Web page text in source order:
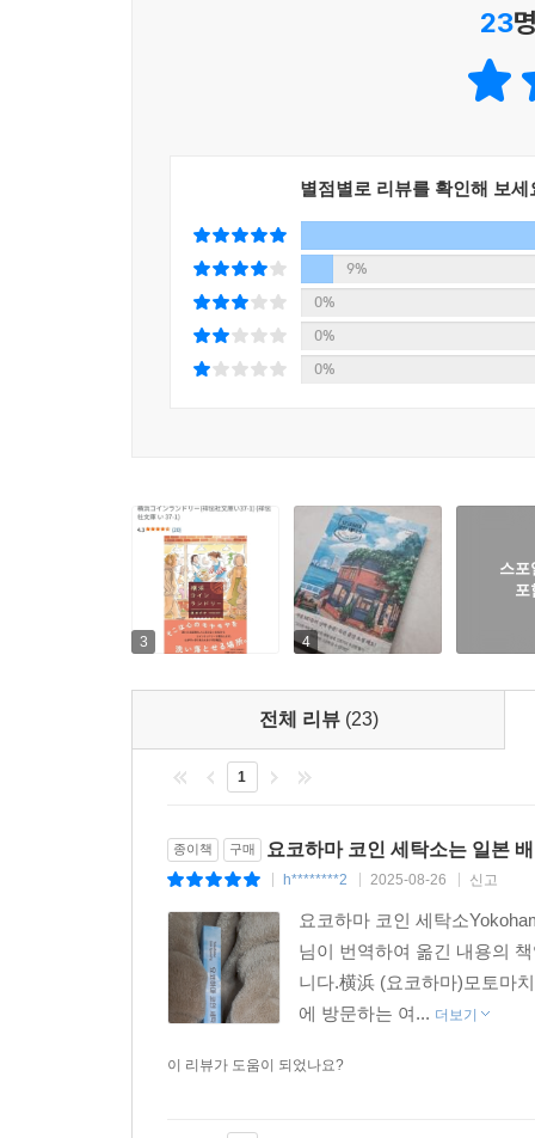
특정 장소에서 우연히 만난 사람들이 인연을 맺
중화요리점이 자리 잡은 탓에, 차이나타운은 언
화려한 문을 빠져나가 바다를 향해 5분 정도
전해지는 뉴그랜드 호텔이 눈에 들어왔다. 그리
지역이 겹치는 중심부에 자리 잡고 있었다.”
공간적 특성이 도드라지는 반면, 소설 속 인물은
일상적인 공간에서 불특정 다수의 사람이 만나
특별한 정서 때문일 것이다. 가까운 가족이나 주
것. 우리에게 이런 책이 필요한 이유는 예기치
어떤 희망의 증거이기 때문이지 않을까. 아무리
않냐고. 그러니 지금 우리의 삶이 힘들더라도
23
별점별로 리뷰를 확인해 보세
9%
0%
0%
0%
3 4
스포
포
전체 리뷰 (23)
1
종이책 구매 요코하마 코인 세탁소는 일본
h********2 2025-08-26 신고
요코하마 코인 세탁소
님이 번역하여 옮긴 내용의
니다.横浜 (요코하마)모토마
에 방문하는 여... 더보기
이 리뷰가 도움이 되었나요?